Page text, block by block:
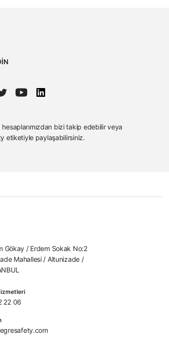
bizi takip edebilir veya
etiketiyle paylaşabilirsiniz.
Gökay / Erdem Sokak No:2
Mahallesi / Altunizade /
22 06